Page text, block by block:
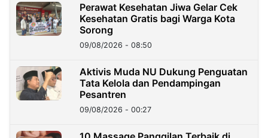
Perawat Kesehatan Jiwa Gelar Cek
Kesehatan Gratis bagi Warga Kota
Sorong
09/08/2026 - 08:50
Aktivis Muda NU Dukung Penguatan
Tata Kelola dan Pendampingan
Pesantren
09/08/2026 - 00:27